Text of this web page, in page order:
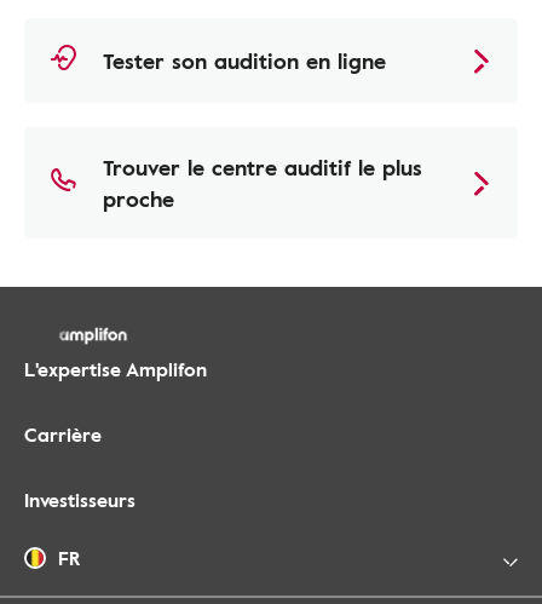
Tester son audition en ligne
Trouver le centre auditif le plus
proche
L'expertise Amplifon
Carrière
Investisseurs
FR